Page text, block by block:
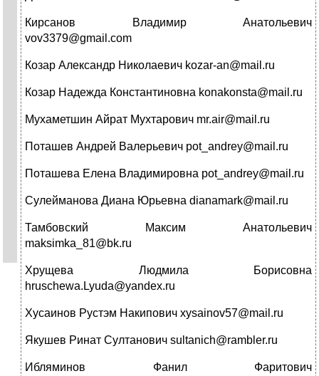
Кирсанов Владимир Анатольевич
vov3379@gmail.com
Козар Александр Николаевич kozar-an@mail.ru
Козар Надежда Константиновна konakonsta@mail.ru
Мухаметшин Айрат Мухтарович mr.air@mail.ru
Поташев Андрей Валерьевич pot_andrey@mail.ru
Поташева Елена Владимировна pot_andrey@mail.ru
Сулейманова Диана Юрьевна dianamark@mail.ru
Тамбовский Максим Анатольевич
maksimka_81@bk.ru
Хрущева Людмила Борисовна
hruschewa.Lyuda@yandex.ru
Хусаинов Рустэм Накипович xysainov57@mail.ru
Якушев Ринат Султанович sultanich@rambler.ru
Ибляминов Фанил Фаритович